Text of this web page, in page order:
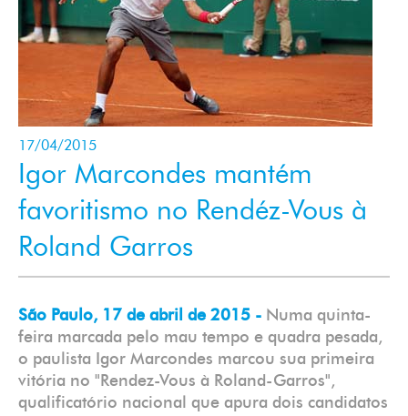
Login
17/04/2015
Igor Marcondes mantém
favoritismo no Rendéz-Vous à
Roland Garros
São Paulo, 17 de abril de 2015 - Numa quinta-
feira marcada pelo mau tempo e quadra pesada,
o paulista Igor Marcondes marcou sua primeira
vitória no "Rendez-Vous à Roland-Garros",
qualificatório nacional que apura dois candidatos